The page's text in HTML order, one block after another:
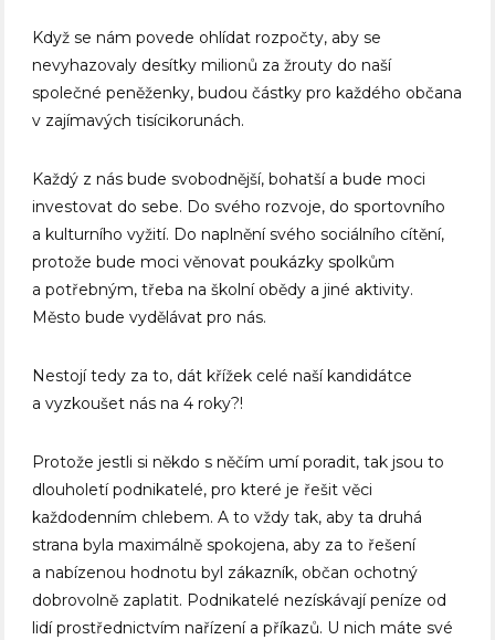
Když se nám povede ohlídat rozpočty, aby se
nevyhazovaly desítky milionů za žrouty do naší
společné peněženky, budou částky pro každého občana
v zajímavých tisícikorunách.
Každý z nás bude svobodnější, bohatší a bude moci
investovat do sebe. Do svého rozvoje, do sportovního
a kulturního vyžití. Do naplnění svého sociálního cítění,
protože bude moci věnovat poukázky spolkům
a potřebným, třeba na školní obědy a jiné aktivity.
Město bude vydělávat pro nás.
Nestojí tedy za to, dát křížek celé naší kandidátce
a vyzkoušet nás na 4 roky?!
Protože jestli si někdo s něčím umí poradit, tak jsou to
dlouholetí podnikatelé, pro které je řešit věci
každodenním chlebem. A to vždy tak, aby ta druhá
strana byla maximálně spokojena, aby za to řešení
a nabízenou hodnotu byl zákazník, občan ochotný
dobrovolně zaplatit. Podnikatelé nezískávají peníze od
lidí prostřednictvím nařízení a příkazů. U nich máte své